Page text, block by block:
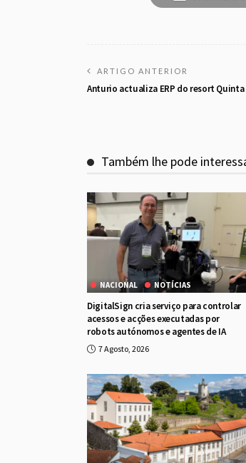
ARTIGO ANTERIOR
Anturio actualiza ERP do resort Quinta
Também lhe pode
NACIONAL NOTÍCIAS
DigitalSign cria serviço para controlar
acessos e acções executadas por
robots autónomos e agentes de IA
7 Agosto, 2026